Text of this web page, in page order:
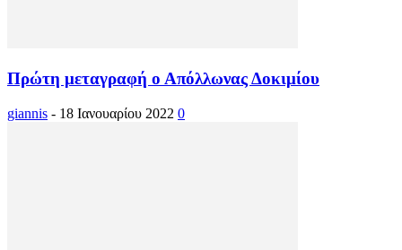
Πρώτη μεταγραφή ο Απόλλωνας Δοκιμίου
giannis - 18 Ιανουαρίου 2022 0